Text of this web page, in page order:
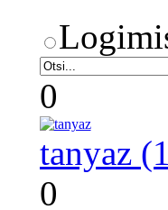
0
tanyaz
0